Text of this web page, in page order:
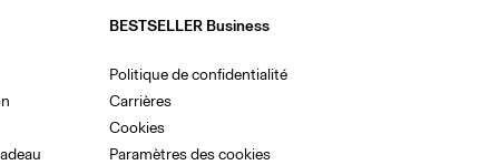
BESTSELLER Business
Politique de confidentialité
Carrières
Cookies
Paramètres des cookies